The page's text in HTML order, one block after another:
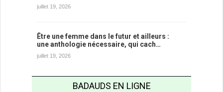
juillet 19, 2026
Être une femme dans le futur et ailleurs :
une anthologie nécessaire, qui cach…
juillet 19, 2026
BADAUDS EN LIGNE